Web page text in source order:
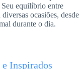
Seu equilíbrio entre
ocasiões, desde
durante o dia.
Inspirados